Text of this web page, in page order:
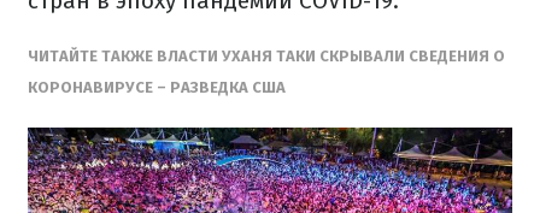
ЧИТАЙТЕ ТАКЖЕ ВЛАСТИ УХАНЯ ТАКИ СКРЫВАЛИ СВЕДЕНИЯ О
КОРОНАВИРУСЕ – РАЗВЕДКА США